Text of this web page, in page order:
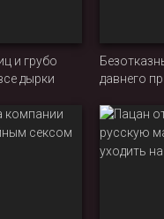
и грубо
дырки
давнего